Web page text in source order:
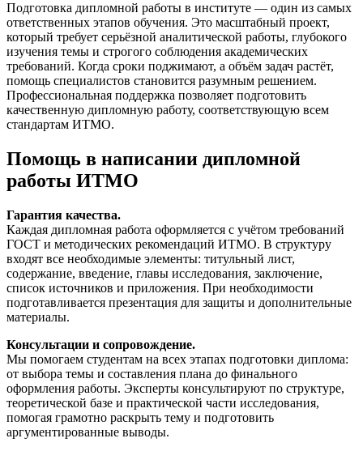
Подготовка дипломной работы в институте — один из самых
ответственных этапов обучения. Это масштабный проект,
который требует серьёзной аналитической работы, глубокого
изучения темы и строгого соблюдения академических
требований. Когда сроки поджимают, а объём задач растёт,
помощь специалистов становится разумным решением.
Профессиональная поддержка позволяет подготовить
качественную дипломную работу, соответствующую всем
стандартам ИТМО.
Помощь в написании дипломной
работы ИТМО
Гарантия качества.
Каждая дипломная работа оформляется с учётом требований
ГОСТ и методических рекомендаций ИТМО. В структуру
входят все необходимые элементы: титульный лист,
содержание, введение, главы исследования, заключение,
список источников и приложения. При необходимости
подготавливается презентация для защиты и дополнительные
материалы.
Консультации и сопровождение.
Мы помогаем студентам на всех этапах подготовки диплома:
от выбора темы и составления плана до финального
оформления работы. Эксперты консультируют по структуре,
теоретической базе и практической части исследования,
помогая грамотно раскрыть тему и подготовить
аргументированные выводы.